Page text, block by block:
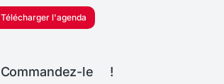
Télécharger l'agenda
Commandez-le !